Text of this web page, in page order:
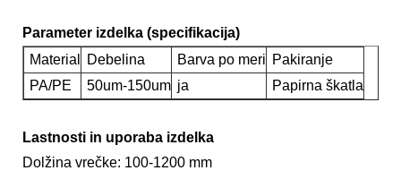
Parameter izdelka (specifikacija)
Material
Debelina Barva po meri Pakiranje
PA/PE
50um-150um ja Papirna škatla
Lastnosti in uporaba izdelka
Dolžina vrečke: 100-1200 mm